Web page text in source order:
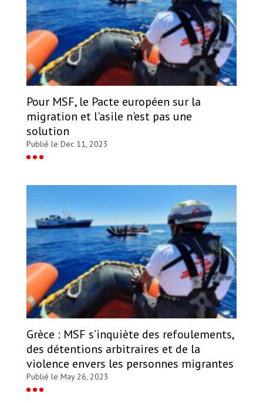
Pour MSF, le Pacte européen sur la
migration et l'asile n'est pas une
solution
Publié le Dec 11, 2023
Grèce : MSF s’inquiète des refoulements,
des détentions arbitraires et de la
violence envers les personnes migrantes
Publié le May 26, 2023